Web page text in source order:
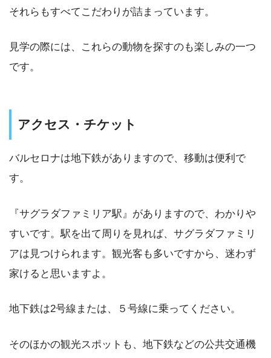
それらもすべてこだわりが詰まっています。
見学の際には、これらの動物を探すのも楽しみの一つ
です。
アクセス・チケット
バルセロナは地下鉄がありますので、移動は便利で
す。
『サグラダファミリア駅』がありますので、わかりや
すいです。駅を出て周りを見れば、サグラダファミリ
アは見つけられます。観光客も多いですから、迷わず
家けると思いますよ。
地下鉄は2号線または、５号線に乗ってください。
そのほかの観光スポットも、地下鉄などの公共交通機